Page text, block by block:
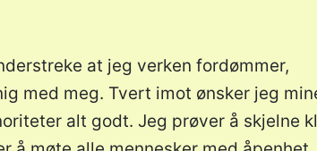
at jeg verken fordømmer,
med meg. Tvert imot ønsker jeg
alt godt. Jeg prøver å skjelne